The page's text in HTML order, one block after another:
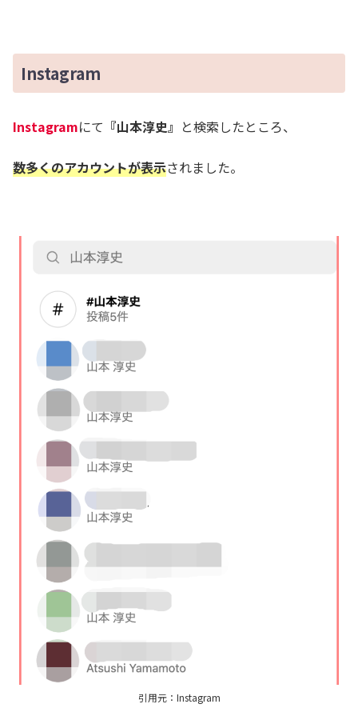
Instagram
Instagramにて 『山本淳史』 と検索したところ、
数多くのアカウントが表示されました。
引用元：Instagram